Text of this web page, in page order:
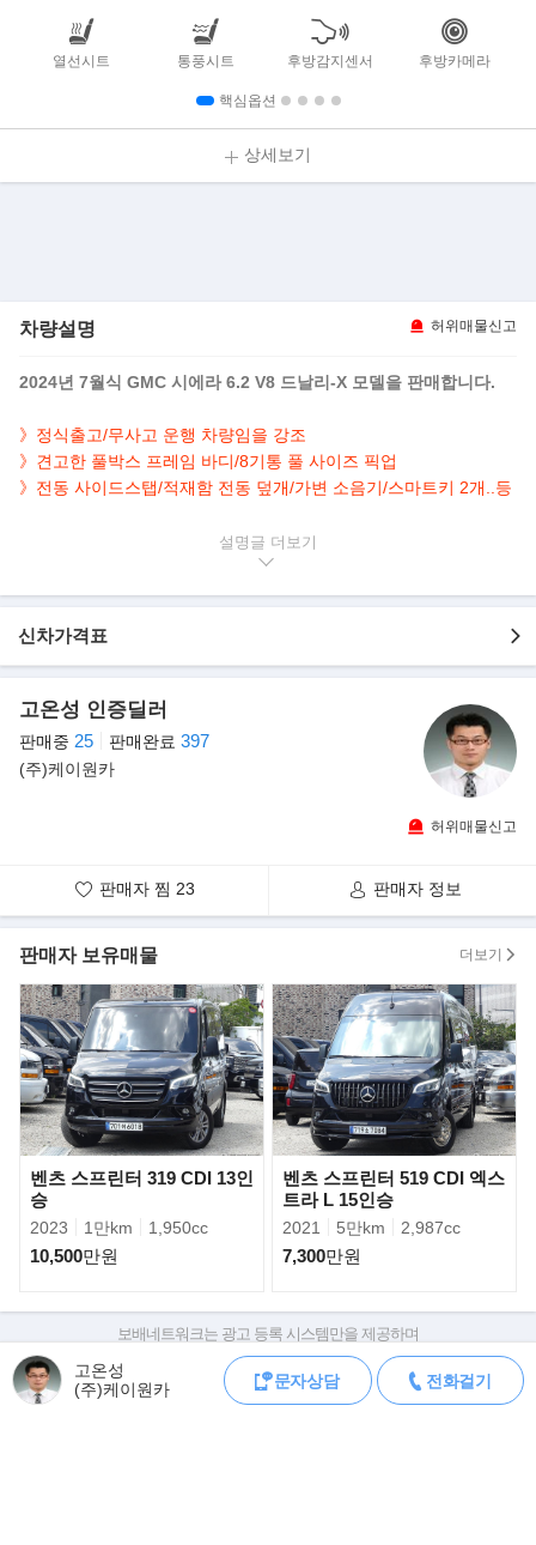
열선시트 통풍시트 후방감지센서 후방카메라
핵심옵션
상세보기
차량설명 허위매물신고
2024년 7월식 GMC 시에라 6.2 V8 드날리-X 모델을 판매합니다.
》정식출고/무사고 운행 차량임을 강조
》견고한 풀박스 프레임 바디/8기통 풀 사이즈 픽업
》전동 사이드스탭/적재함 전동 덮개/가변 소음기/스마트키 2개..등
- 무사고 운행
- 짧은 신차급 키로수
- 깔끔하게 관리된 내/외관 보유
- 풀박스 프레임, 6,162cc 8기통 픽업
▶아메리칸 풀사이즈 픽업 ‘GMC 시에라’
GMC의 플래그십 모델인 시에라는 국내 최초로 정식 출시되는 풀사
리칸 픽업트럭답게 풀박스 프레임 보디와
미엄 라이프스타일을 추구하는 고객층을 공략할 예정이다.
차량의 외관에는 프런트 페시아 시그니처 드날리 크롬 그릴과 C쉐
입의 시그니처 LED 주간 주행등 및 듀얼
형태의 풀 LED 프로젝션 헤드램프, 크롬 인서트가 들어간 보디 컬
러 범퍼, 크롬 프런트 토우 후크와 크롬
설명글
신차가격표
고온성 인증딜러
판매중 25 판매완료 397
(주)케이원카
허위매물신고
판매자 찜 23 판매자 정보
판매자 보유매물 더보기
벤츠 스프린터 319 CDI 13인
승
2023 1만km 1,950cc
10,500만원
벤츠 스프린터 519 CDI 엑스
트라 L 15인승
2021 5만km 2,987cc
7,300만원
고온성
(주)케이원카
문자상담 전화걸기
보배네트워크는 광고 등록 시스템만을 제공하며
판매자가 직접 등록한 내용에 대한 모든 책임은 판매자에게 있습니다.
차량 구매 시 차량등록증, 성능점검기록부, 실제 차량 상태,
차대번호 조회로 직접 정보를 확인하세요.